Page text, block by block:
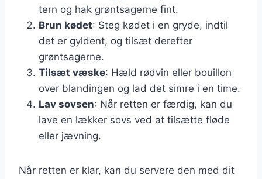
tern og hak grøntsagerne fint.
Brun kødet: Steg kødet i en gryde, indtil
det er gyldent, og tilsæt derefter
grøntsagerne.
Tilsæt væske: Hæld rødvin eller bouillon
over blandingen og lad det simre i en time.
Lav sovsen: Når retten er færdig, kan du
lave en lækker sovs ved at tilsætte fløde
eller jævning.
Når retten er klar, kan du servere den med dit